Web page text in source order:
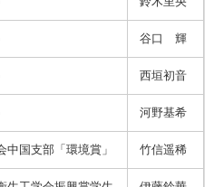
谷口 輝
西垣初音
河野基希
国支部「環境賞」 竹信遥稀